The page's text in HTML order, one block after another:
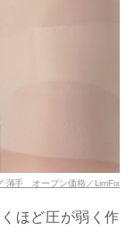
薄手 オープン価格／LimFix
ほど圧が弱く作